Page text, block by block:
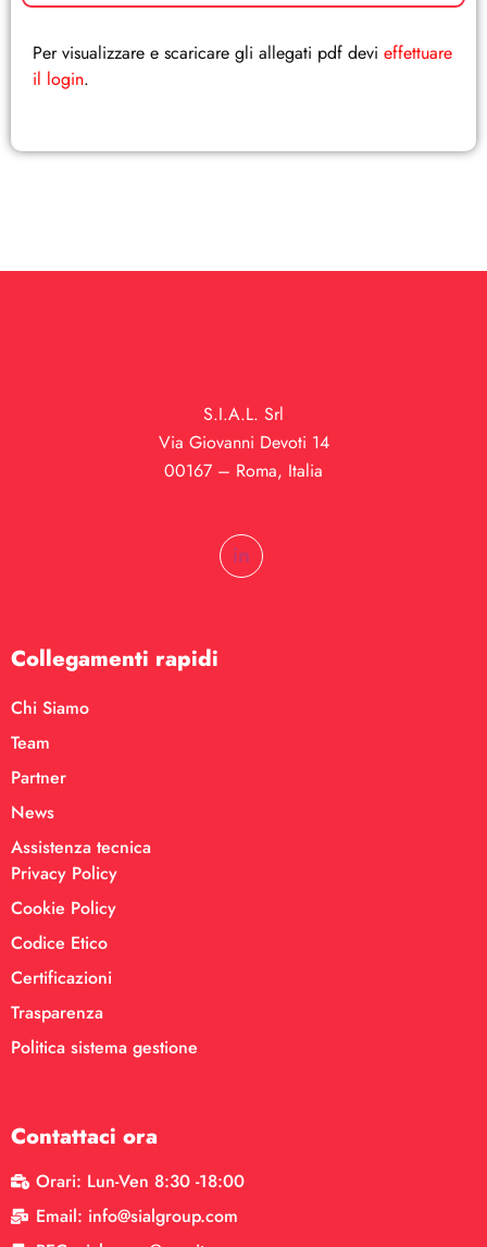
Per visualizzare e scaricare gli allegati pdf devi effettuare
il login.
S.I.A.L. Srl
Via Giovanni Devoti 14
00167 – Roma, Italia
Collegamenti rapidi
Chi Siamo
Team
Partner
News
Assistenza tecnica
Privacy Policy
Cookie Policy
Codice Etico
Certificazioni
Trasparenza
Politica sistema gestione
Contattaci ora
Orari: Lun-Ven 8:30 -18:00
Email: info@sialgroup.com